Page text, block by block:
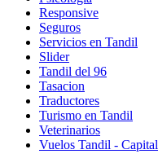
Responsive
Seguros
Servicios en Tandil
Slider
Tandil del 96
Tasacion
Traductores
Turismo en Tandil
Veterinarios
Vuelos Tandil - Capital